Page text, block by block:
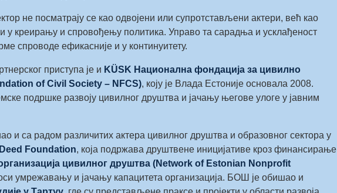
не посматрају се као одвојени или супротстављени актери, већ као
у креирању и спровођењу политика. Управо та сарадња и усклађеност
спроводе ефикасније и у континуитету.
приступа је и KÜSK Национална фондација за цивилно
of Civil Society – NFCS), коју је Влада Естоније основала 2008.
подршке развоју цивилног друштва и јачању његове улоге у јавним
и са радом различитих актера цивилног друштва и образовног сектора у
Foundation, која подржава друштвене иницијативе кроз финансирање
цивилног друштва (Network of Estonian Nonprofit
умрежавању и јачању капацитета организација. БОШ је обишао и